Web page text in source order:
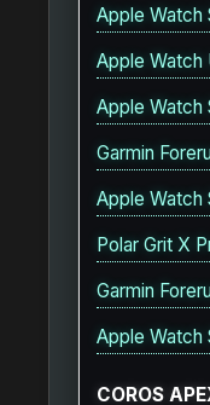
Apple
Apple
Apple
Garmin
Apple
Polar Grit X
Garmin
Apple Watch
COROS